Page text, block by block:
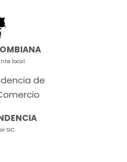
local.
SIC.